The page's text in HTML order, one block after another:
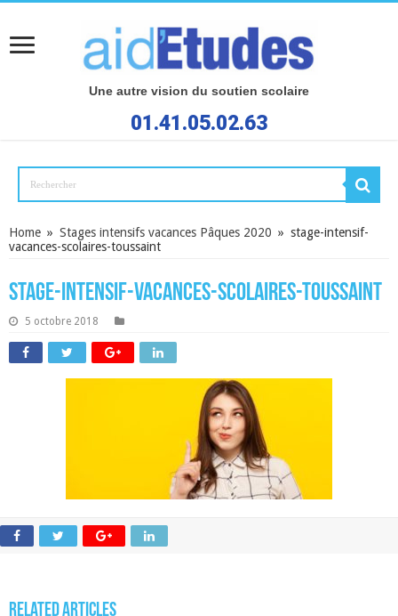
Une autre vision du soutien scolaire
01.41.05.02.63
Home » Stages intensifs vacances Pâques 2020 » stage-intensif-
vacances-scolaires-toussaint
stage-intensif-vacances-scolaires-toussaint
5 octobre 2018
Related Articles